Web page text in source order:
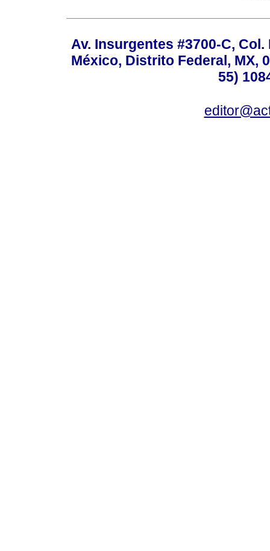
Av. Insurgentes #3700-C,
México, Distrito Federal, MX,
55)